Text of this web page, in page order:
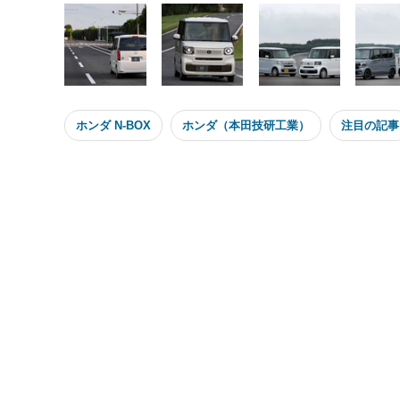
ホンダ N-BOX ホンダ（本田技研工業） 注目の記事